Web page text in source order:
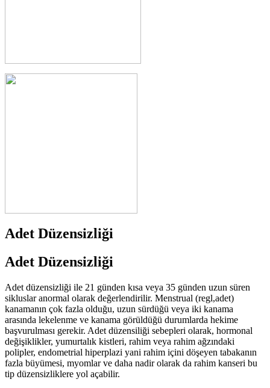
Adet Düzensizliği
Adet Düzensizliği
Adet düzensizliği ile 21 günden kısa veya 35 günden uzun süren
sikluslar anormal olarak değerlendirilir. Menstrual (regl,adet)
kanamanın çok fazla olduğu, uzun sürdüğü veya iki kanama
arasında lekelenme ve kanama görüldüğü durumlarda hekime
başvurulması gerekir. Adet düzensiliği sebepleri olarak, hormonal
değişiklikler, yumurtalık kistleri, rahim veya rahim ağzındaki
polipler, endometrial hiperplazi yani rahim içini döşeyen tabakanın
fazla büyümesi, myomlar ve daha nadir olarak da rahim kanseri bu
tip düzensizliklere yol açabilir.